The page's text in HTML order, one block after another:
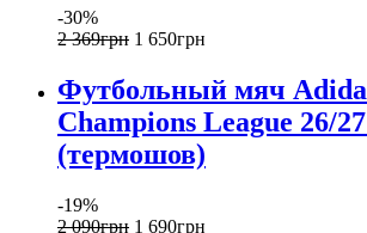
-30%
2 369грн 1 650грн
Футбольный мяч
Champions League 26/
(термошов)
-19%
2 090грн 1 690грн